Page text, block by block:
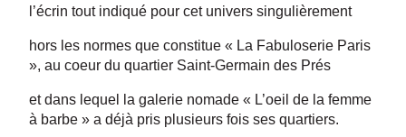
l’écrin tout indiqué pour cet univers singulièrement
hors les normes que constitue « La Fabuloserie Paris
», au coeur du quartier Saint-Germain des Prés
et dans lequel la galerie nomade « L’oeil de la femme
à barbe » a déjà pris plusieurs fois ses quartiers.